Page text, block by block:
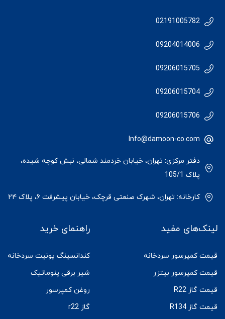
02191005782
09204014006
09206015705
09206015704
09206015706
Info@damoon-co.com
دفتر مرکزی: تهران، خیابان خردمند شمالی، نبش کوچه شیده،
پلاک 105/1
کارخانه: تهران، شهرک صنعتی قرچک، خیابان پیشرفت ۶، پلاک ۲۴
لینک‌های مفید
قیمت کمپرسور سردخانه
قیمت کمپرسور بیتزر
قیمت گاز R22
قیمت گاز R134
راهنمای خرید
کندانسینگ یونیت سردخانه
شیر برقی پنوماتیک
روغن کمپرسور
گاز r22